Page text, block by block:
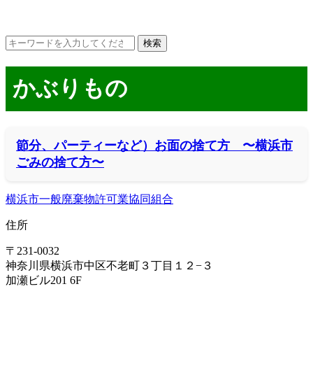
かぶりもの
節分、パーティーなど）お面の捨て方 〜横浜市
ごみの捨て方〜
横浜市一般廃棄物許可業協同組合
住所
〒231-0032
神奈川県横浜市中区不老町３丁目１２−３
加瀬ビル201 6F